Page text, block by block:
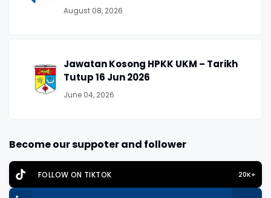
August 08, 2026
Jawatan Kosong HPKK UKM – Tarikh
Tutup 16 Jun 2026
June 04, 2026
Become our suppoter and follower
FOLLOW ON TIKTOK 20K+